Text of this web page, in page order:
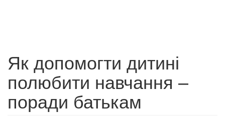
Як допомогти дитині
полюбити навчання –
поради батькам